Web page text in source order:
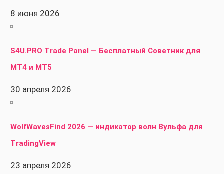
8 июня 2026
S4U.PRO Trade Panel — Бесплатный Советник для
MT4 и MT5
30 апреля 2026
WolfWavesFind 2026 — индикатор волн Вульфа для
TradingView
23 апреля 2026